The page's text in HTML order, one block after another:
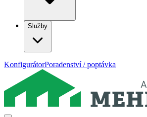
Služby
KonfigurátorPoradenství / poptávka